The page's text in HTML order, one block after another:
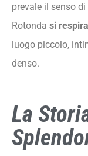
prevale il senso
Rotonda si
luogo piccolo,
denso.
La